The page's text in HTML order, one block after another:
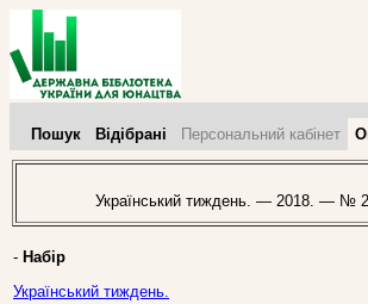
Пошук Відібрані Персональний кабінет
Український тиждень. — 2018. — №
- Набір
Український тиждень.